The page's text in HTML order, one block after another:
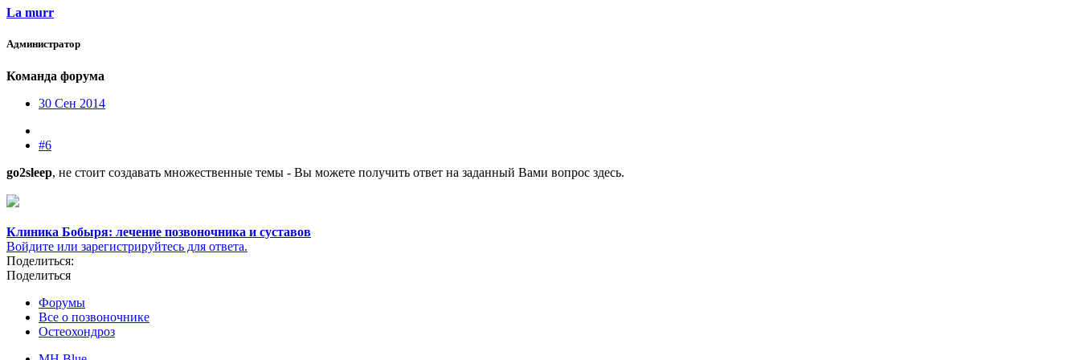
La murr
Администратор
Команда форума
30 Сен 2014
#6
go2sleep, не стоит создавать множественные темы - Вы можете получить ответ на заданный Вами вопрос здесь.
Клиника Бобыря: лечение позвоночника и суставов
Войдите или зарегистрируйтесь для ответа.
Поделиться:
Поделиться
Форумы
Все о позвоночнике
Остеохондроз